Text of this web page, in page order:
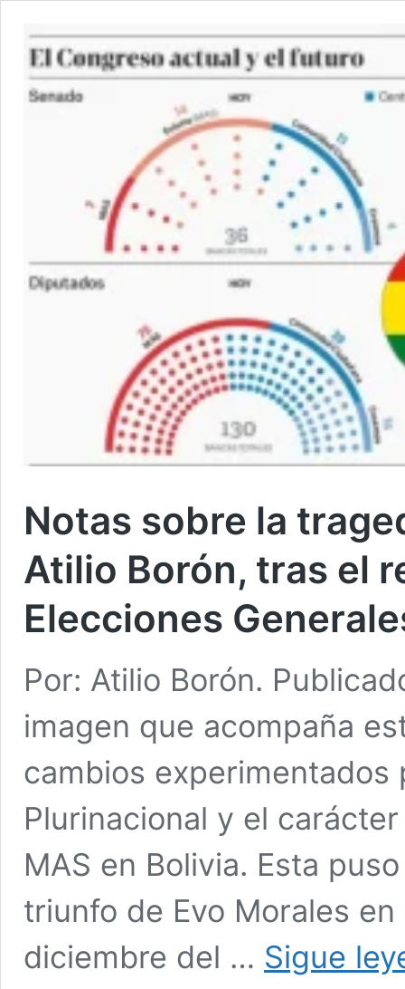
Notas sobre la
Atilio Borón, tras el
Elecciones
Por: Atilio Borón.
imagen que acompaña
cambios experimentados
Plurinacional y el
MAS en Bolivia. Esta
triunfo de Evo Morales
diciembre del … Sigue